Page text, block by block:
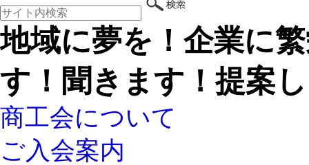
地域に夢を！企業に
す！聞きます！提案
商工会について
ご入会案内